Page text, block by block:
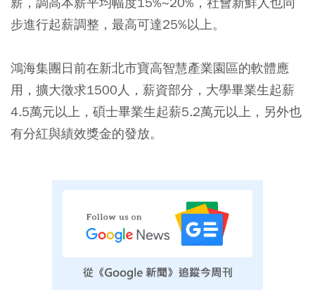
步進行起薪調整，最高可達25%以上。
鴻海集團日前在新北市寶高智慧產業園區的軟體應
用，擴大徵求1500人，薪資部分，大學畢業生起薪
4.5萬元以上，碩士畢業生起薪5.2萬元以上，另外也
有分紅與績效獎金的發放。